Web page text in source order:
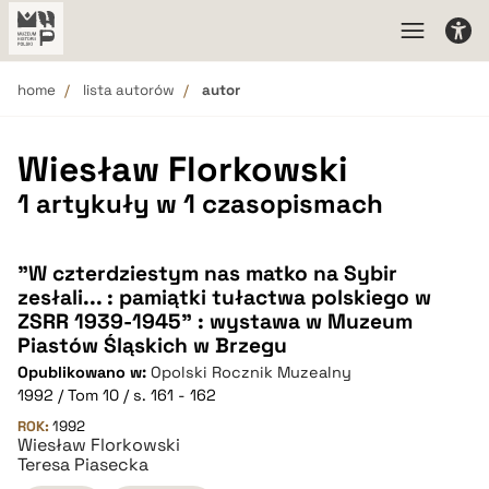
home lista autorów autor
Wiesław Florkowski
1 artykuły w 1 czasopismach
"W czterdziestym nas matko na Sybir
zesłali... : pamiątki tułactwa polskiego w
ZSRR 1939-1945" : wystawa w Muzeum
Piastów Śląskich w Brzegu
Opublikowano w: Opolski Rocznik Muzealny
1992 / Tom 10 / s. 161 - 162
ROK: 1992
Wiesław Florkowski
Teresa Piasecka